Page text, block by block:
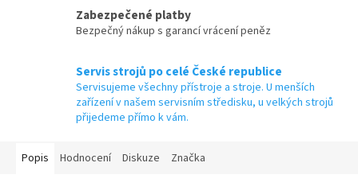
Zabezpečené platby
Bezpečný nákup s garancí vrácení peněz
Servis strojů po celé České republice
Servisujeme všechny přístroje a stroje. U menších
zařízení v našem servisním středisku, u velkých strojů
přijedeme přímo k vám.
Popis Hodnocení Diskuze Značka